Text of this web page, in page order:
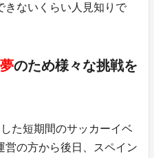
きないくらい人見知りで
夢のため様々な挑戦を
た短期間のサッカーイベ
営の方から後日、スペイン